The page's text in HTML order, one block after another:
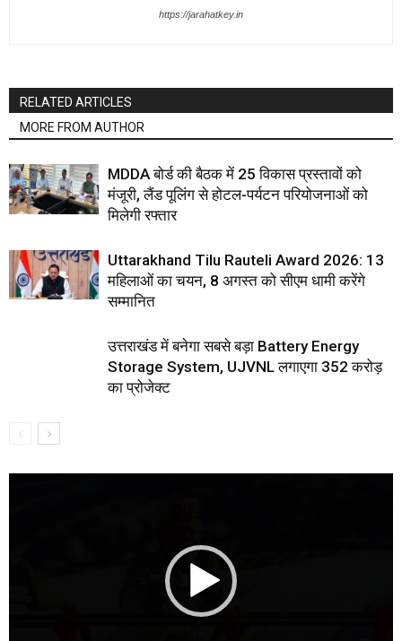
https://jarahatkey.in
RELATED ARTICLES
MORE FROM AUTHOR
MDDA बोर्ड की बैठक में 25 विकास प्रस्तावों को
मंजूरी, लैंड पूलिंग से होटल-पर्यटन परियोजनाओं को
मिलेगी रफ्तार
Uttarakhand Tilu Rauteli Award 2026: 13
महिलाओं का चयन, 8 अगस्त को सीएम धामी करेंगे
सम्मानित
उत्तराखंड में बनेगा सबसे बड़ा Battery Energy
Storage System, UJVNL लगाएगा 352 करोड़
का प्रोजेक्ट